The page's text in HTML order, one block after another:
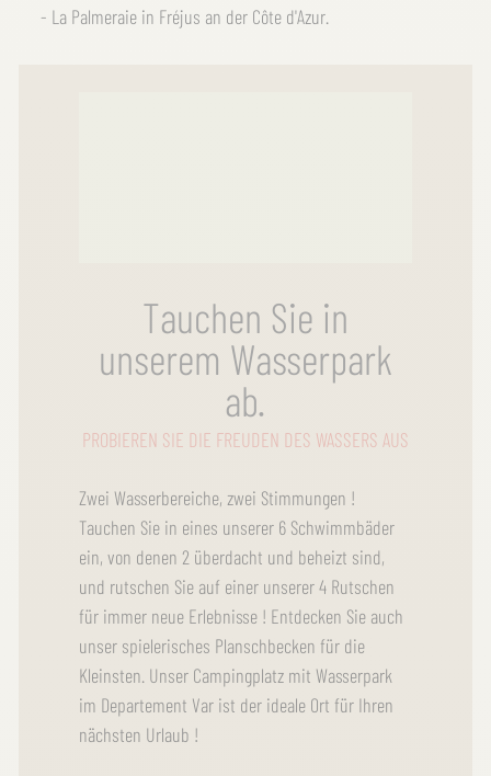
- La Palmeraie in Fréjus an der Côte d'Azur.
Tauchen Sie in
unserem Wasserpark
ab.
PROBIEREN SIE DIE FREUDEN DES WASSERS AUS
Zwei Wasserbereiche, zwei Stimmungen !
Tauchen Sie in eines unserer 6 Schwimmbäder
ein, von denen 2 überdacht und beheizt sind,
und rutschen Sie auf einer unserer 4 Rutschen
für immer neue Erlebnisse ! Entdecken Sie auch
unser spielerisches Planschbecken für die
Kleinsten. Unser Campingplatz mit Wasserpark
im Departement Var ist der ideale Ort für Ihren
nächsten Urlaub !